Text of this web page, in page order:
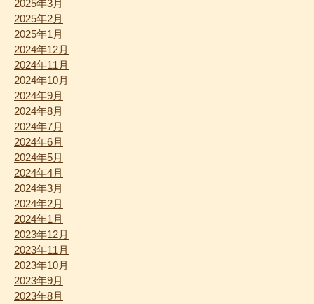
2025年3月
2025年2月
2025年1月
2024年12月
2024年11月
2024年10月
2024年9月
2024年8月
2024年7月
2024年6月
2024年5月
2024年4月
2024年3月
2024年2月
2024年1月
2023年12月
2023年11月
2023年10月
2023年9月
2023年8月